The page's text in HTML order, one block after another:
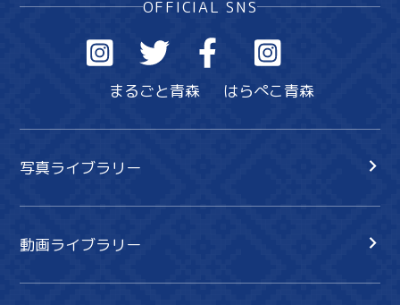
OFFICIAL SNS
まるごと青森 はらぺこ青森
写真ライブラリー
動画ライブラリー